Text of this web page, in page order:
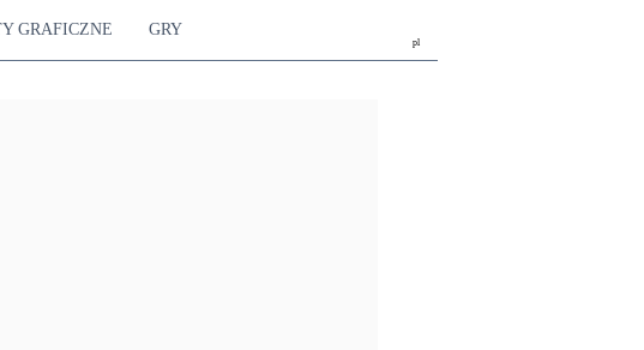
pl
GRAFICZNE GRY